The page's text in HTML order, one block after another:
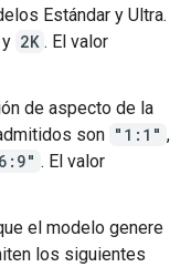
Estándar y Ultra.
y 2K . El valor
de aspecto de la
son "1:1" ,
. El valor
el modelo genere
los siguientes